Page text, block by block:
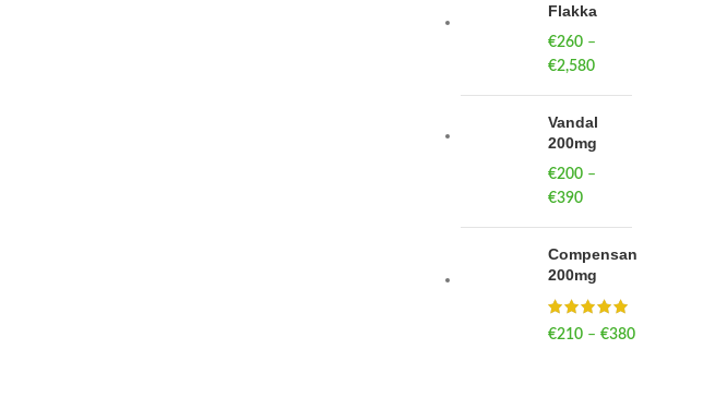
Flakka
€260 –
€2,580
€260
through
Vandal
200mg
€200 –
€390
through
Compensan
200mg
€210 – €380